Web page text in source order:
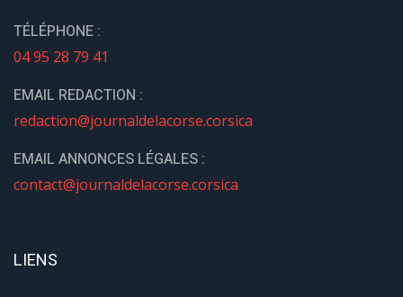
TÉLÉPHONE :
04 95 28 79 41
EMAIL REDACTION :
redaction@journaldelacorse.corsica
EMAIL ANNONCES LÉGALES :
contact@journaldelacorse.corsica
LIENS